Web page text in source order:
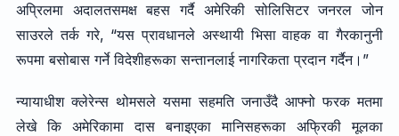
अप्रिलमा अदालतसमक्ष बहस गर्दै अमेरिकी सोलिसिटर जनरल जोन
साउरले तर्क गरे, “यस प्रावधानले अस्थायी भिसा वाहक वा गैरकानुनी
रूपमा बसोबास गर्ने विदेशीहरूका सन्तानलाई नागरिकता प्रदान गर्दैन।”
न्यायाधीश क्लेरेन्स थोमसले यसमा सहमति जनाउँदै आफ्नो फरक मतमा
लेखे कि अमेरिकामा दास बनाइएका मानिसहरूका अफ्रिकी मूलका